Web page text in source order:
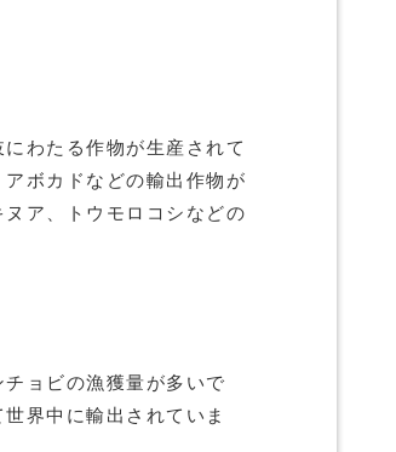
わたる作物が生産されて
ボカドなどの輸出作物が
ア、トウモロコシなどの
ョビの漁獲量が多いで
界中に輸出されていま